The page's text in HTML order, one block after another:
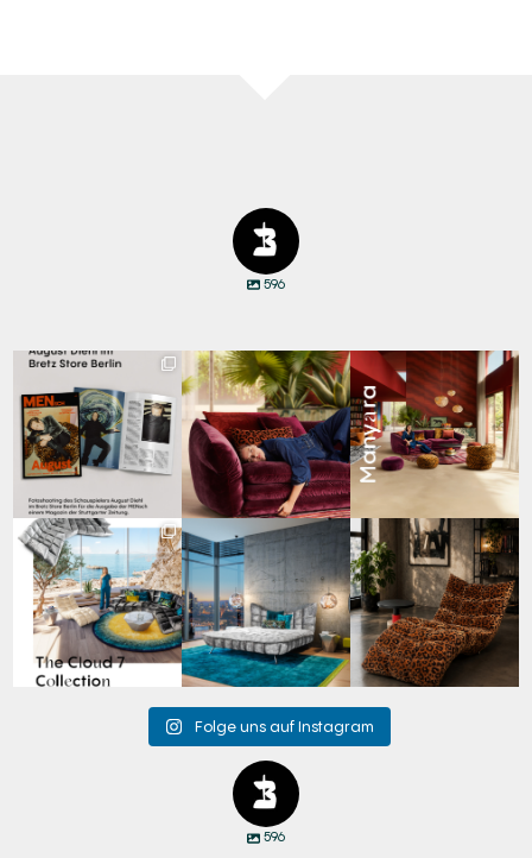
596
Zwischen Charakter
und Design:
Schauspieler August...
20 4
Den Kopf anlehnen. Die
Gedanken auf Reisen ...
65 1
Manyara. Inspiriert von
der Weite Afrikas....
59 2
Für jeden Lieblingsplatz
die passende Cloud.
☁️...
62 1
Cloud 7 – nicht nur zum
Sitzen, sondern auch
zum...
147 3
A bold statement. A
quiet retreat.
Mit unserem...
204 4
Folge uns auf Instagram
596